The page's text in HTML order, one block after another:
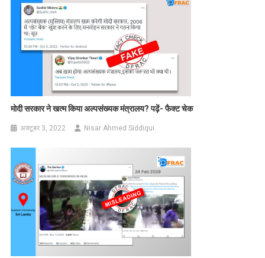
मोदी सरकार ने खत्म किया अल्पसंख्यक मंत्रालय?पढ़ें- फैक्ट चेक
अक्टूबर 3, 2022 Nisar Ahmed Siddiqui